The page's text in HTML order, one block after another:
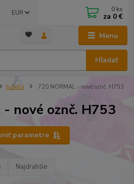
Menu
EUR
Hľadať
0 ks
za 0 €
tužidlá 720 NORMAL - nové oznč. H753
nové oznč. H753
parametre
Najdrahšie